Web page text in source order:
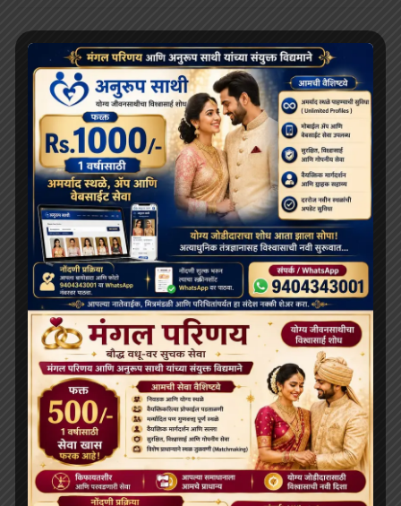
RECENT POSTS
दलाई लामा 91 साल के हो गए हैं; भारत और चीन के बीच बौद्ध धर्म